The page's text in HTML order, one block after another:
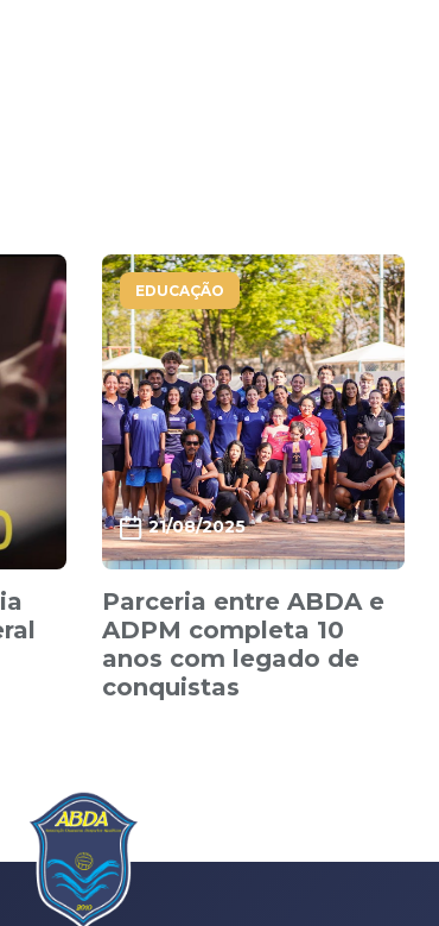
EDUCAÇÃO
21/08/2025
Parceria entre ABDA e
ADPM completa 10
anos com legado de
conquistas